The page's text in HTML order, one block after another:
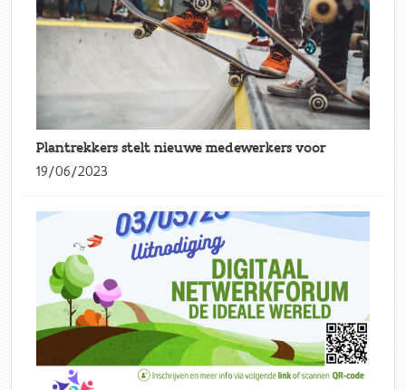
Plantrekkers stelt nieuwe medewerkers voor
19/06/2023